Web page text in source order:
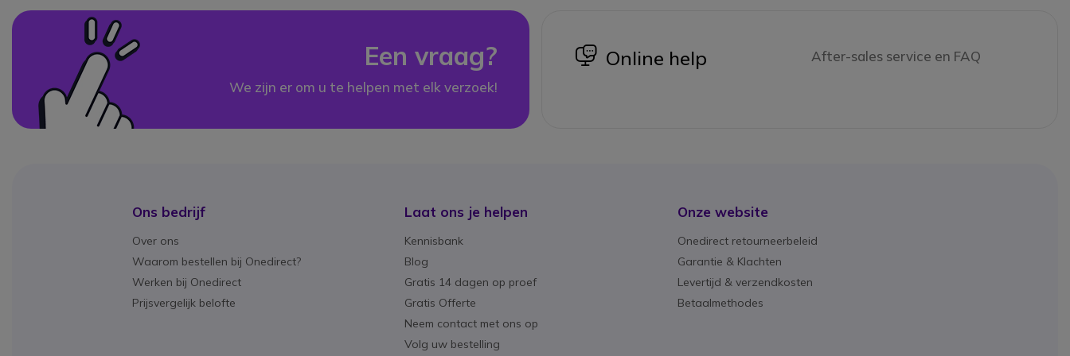
Een vraag?
We zijn er om u te helpen met elk verzoek!
icon
Online help After-sales service en FAQ
Ons bedrijf
Over ons
Waarom bestellen bij Onedirect?
Werken bij Onedirect
Prijsvergelijk belofte
Laat ons je helpen
Kennisbank
Blog
Gratis 14 dagen op proef
Gratis Offerte
Neem contact met ons op
Volg uw bestelling
Onze website
Onedirect retourneerbeleid
Garantie & Klachten
Levertijd & verzendkosten
Betaalmethodes